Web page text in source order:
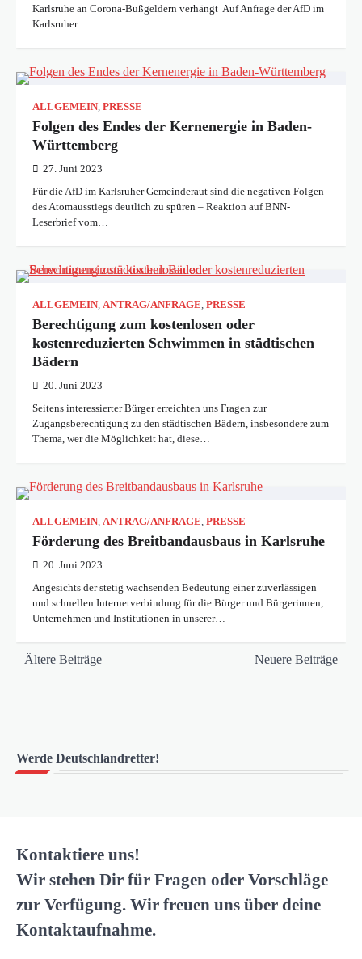
Karlsruhe an Corona-Bußgeldern verhängt Auf Anfrage der AfD im
Karlsruher…
ALLGEMEIN, PRESSE
Folgen des Endes der Kernenergie in Baden-
Württemberg
27. Juni 2023
Für die AfD im Karlsruher Gemeinderaut sind die negativen Folgen
des Atomausstiegs deutlich zu spüren – Reaktion auf BNN-
Leserbrief vom…
ALLGEMEIN, ANTRAG/ANFRAGE, PRESSE
Berechtigung zum kostenlosen oder
kostenreduzierten Schwimmen in städtischen
Bädern
20. Juni 2023
Seitens interessierter Bürger erreichten uns Fragen zur
Zugangsberechtigung zu den städtischen Bädern, insbesondere zum
Thema, wer die Möglichkeit hat, diese…
ALLGEMEIN, ANTRAG/ANFRAGE, PRESSE
Förderung des Breitbandausbaus in Karlsruhe
20. Juni 2023
Angesichts der stetig wachsenden Bedeutung einer zuverlässigen
und schnellen Internetverbindung für die Bürger und Bürgerinnen,
Unternehmen und Institutionen in unserer…
Beitragsnavigation
Ältere Beiträge Neuere Beiträge
Werde Deutschlandretter!
Kontaktiere uns!
Wir stehen Dir für Fragen oder Vorschläge
zur Verfügung. Wir freuen uns über deine
Kontaktaufnahme.